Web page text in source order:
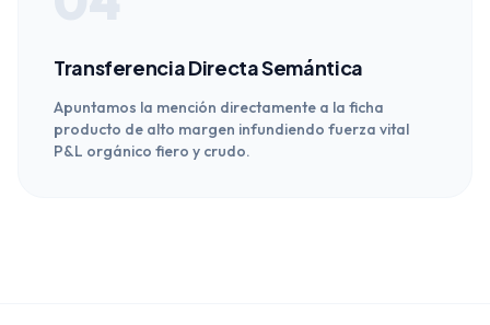
Transferencia Directa Semántica
Apuntamos la mención directamente a la ficha
producto de alto margen infundiendo fuerza vital
P&L orgánico fiero y crudo.